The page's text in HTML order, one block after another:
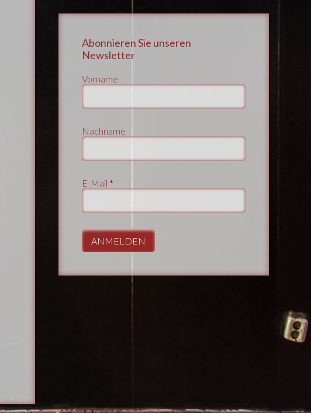
Abonnieren Sie unseren
Newsletter
Vorname
Nachname
E-Mail *